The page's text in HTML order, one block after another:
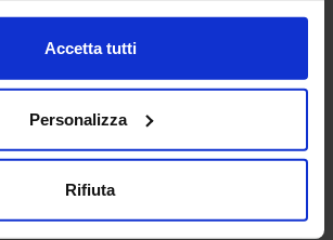
Accetta tutti
Personalizza
Rifiuta
Aggiungi ai preferiti
Vai alla scheda
ACCIAI SPECIALI ZORZETTO
SUBFORNITURA MECCANICA